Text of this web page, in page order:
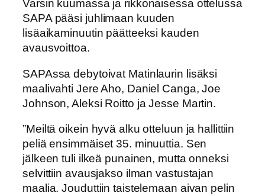
Varsin kuumassa ja rikkonaisessa ottelussa
SAPA pääsi juhlimaan kuuden
lisäaikaminuutin päätteeksi kauden
avausvoittoa.
SAPAssa debytoivat Matinlaurin lisäksi
maalivahti Jere Aho, Daniel Canga, Joe
Johnson, Aleksi Roitto ja Jesse Martin.
”Meiltä oikein hyvä alku otteluun ja hallittiin
peliä ensimmäiset 35. minuuttia. Sen
jälkeen tuli ilkeä punainen, mutta onneksi
selvittiin avausjakso ilman vastustajan
maalia. Jouduttiin taistelemaan aivan pelin